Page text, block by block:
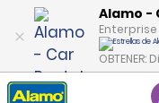
Alamo -